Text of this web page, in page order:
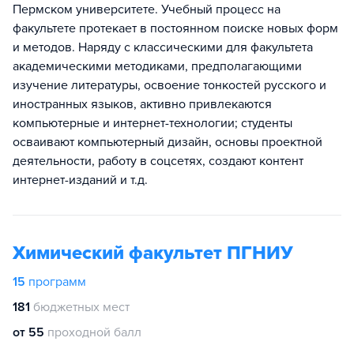
Пермском университете. Учебный процесс на
факультете протекает в постоянном поиске новых форм
и методов. Наряду с классическими для факультета
академическими методиками, предполагающими
изучение литературы, освоение тонкостей русского и
иностранных языков, активно привлекаются
компьютерные и интернет-технологии; студенты
осваивают компьютерный дизайн, основы проектной
деятельности, работу в соцсетях, создают контент
интернет-изданий и т.д.
Химический факультет ПГНИУ
15 программ
181 бюджетных мест
от 55 проходной балл